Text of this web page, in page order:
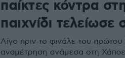
παίκτες κόντρα
παιχνίδι τελείωσε
Λίγο πριν το φινάλε του
αναμέτρηση ανάμεσα στη